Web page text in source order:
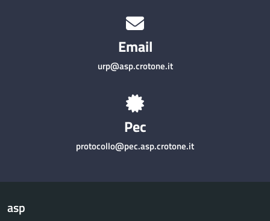
Email
urp@asp.crotone.it
Pec
protocollo@pec.asp.crotone.it
asp